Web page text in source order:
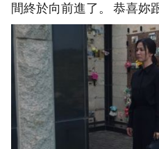
間終於向前進了。 恭喜妳